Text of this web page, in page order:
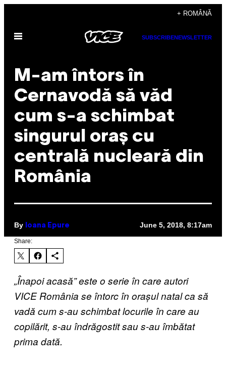
content
+ ROMÂNĂ
Open
SUBSCRIBENEWSLETTER
M-am întors în
Cernavodă să văd
cum s-a schimbat
singurul oraș cu
centrală nucleară din
România
By Ioana Epure June 5, 2018, 8:17am
Share:
„Înapoi acasă” este o serie în care autori
VICE România se întorc în orașul natal ca să
vadă cum s-au schimbat locurile în care au
copilărit, s-au îndrăgostit sau s-au îmbătat
prima dată.